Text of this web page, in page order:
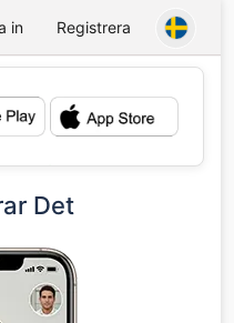
in Registrera
💕
Det